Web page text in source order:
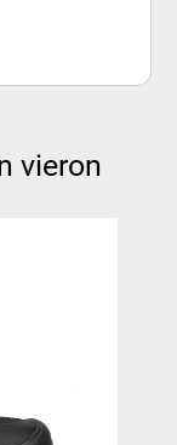
vieron